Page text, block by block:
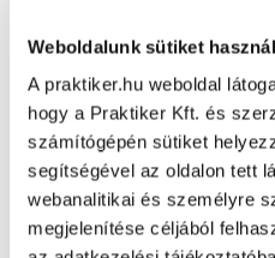
Weboldalunk sütiket használ
A praktiker.hu weboldal
hogy a Praktiker Kft. és
számítógépén sütiket
segítségével az oldalon tett
webanalitikai és személyre
megjelenítése céljából
Minikonyha, avagy
kis helyen?
Sok lakás megépítésekor
kompromisszumokat kötni,